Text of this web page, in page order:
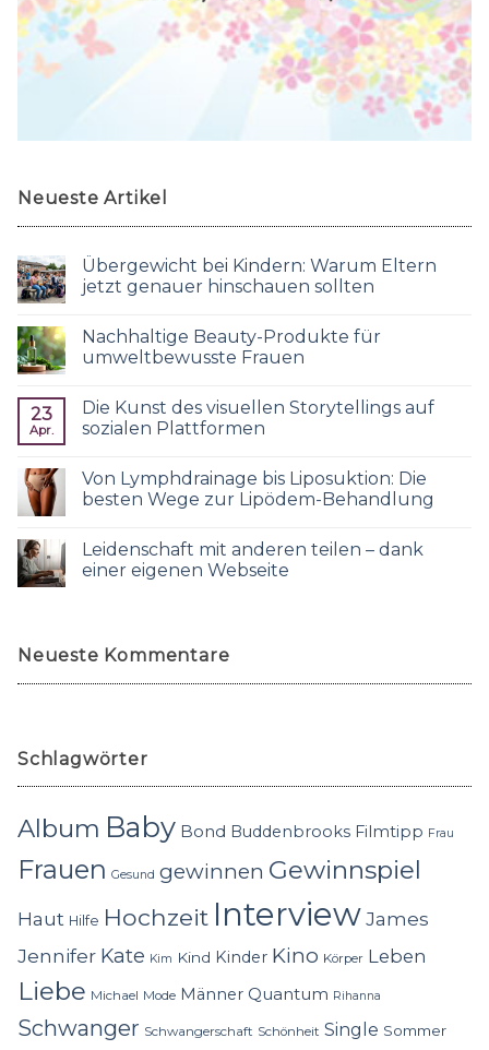
Neueste Artikel
Übergewicht bei Kindern: Warum Eltern
jetzt genauer hinschauen sollten
Nachhaltige Beauty-Produkte für
umweltbewusste Frauen
23
Apr.
Die Kunst des visuellen Storytellings auf
sozialen Plattformen
Von Lymphdrainage bis Liposuktion: Die
besten Wege zur Lipödem-Behandlung
Leidenschaft mit anderen teilen – dank
einer eigenen Webseite
Neueste Kommentare
Schlagwörter
Album Baby Bond Buddenbrooks Filmtipp Frau
Frauen Gesund gewinnen Gewinnspiel
Haut Hilfe Hochzeit InterviewJames
Jennifer Kate Kim Kind Kinder Kino Körper Leben
Liebe Michael Mode Männer Quantum Rihanna
Schwanger Schwangerschaft Schönheit Single Sommer